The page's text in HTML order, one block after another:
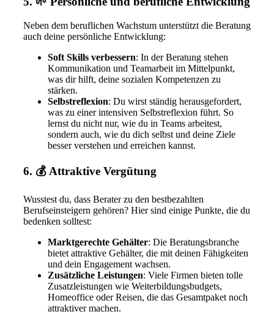
Neben dem beruflichen Wachstum unterstützt die Beratung
auch deine persönliche Entwicklung:
Soft Skills verbessern: In der Beratung stehen
Kommunikation und Teamarbeit im Mittelpunkt,
was dir hilft, deine sozialen Kompetenzen zu
stärken.
Selbstreflexion: Du wirst ständig herausgefordert,
was zu einer intensiven Selbstreflexion führt. So
lernst du nicht nur, wie du in Teams arbeitest,
sondern auch, wie du dich selbst und deine Ziele
besser verstehen und erreichen kannst.
6. 💰 Attraktive Vergütung
Wusstest du, dass Berater zu den bestbezahlten
Berufseinsteigern gehören? Hier sind einige Punkte, die du
bedenken solltest:
Marktgerechte Gehälter: Die Beratungsbranche
bietet attraktive Gehälter, die mit deinen Fähigkeiten
und dein Engagement wachsen.
Zusätzliche Leistungen: Viele Firmen bieten tolle
Zusatzleistungen wie Weiterbildungsbudgets,
Homeoffice oder Reisen, die das Gesamtpaket noch
attraktiver machen.